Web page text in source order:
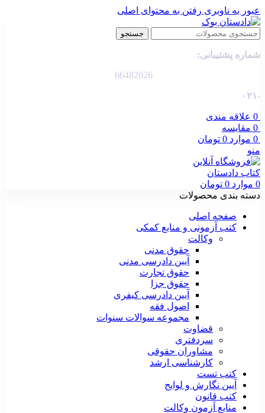
عبور به ناوبری رفتن به محتوای اصلی
جستجو
شماره پشتیبانی:
66482026
-۰۲۱
0 علاقه مندی
0 مقایسه
0 موارد 0 تومان
منو
0 موارد 0 تومان
دسته بندی محصولات
صفحه اصلی
کتب آزمونی و منابع کمکی
وکالت
حقوق مدنی
آیین دادرسی مدنی
حقوق تجارت
حقوق جزا
آیین دادرسی کیفری
اصول فقه
مجموعه سوالات سنوات
قضاوت
سردفتری
مشاوران حقوقی
کارشناسی ارشد
کتب تست
آیین نگارش و لوایح
کتب قانون
منابع آزمون وکالت